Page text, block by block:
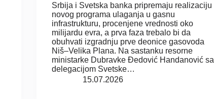
Srbija i Svetska banka pripremaju realizaciju
novog programa ulaganja u gasnu
infrastrukturu, procenjene vrednosti oko
milijardu evra, a prva faza trebalo bi da
obuhvati izgradnju prve deonice gasovoda
Niš–Velika Plana. Na sastanku resorne
ministarke Dubravke Đedović Handanović sa
delegacijom Svetske…
15.07.2026